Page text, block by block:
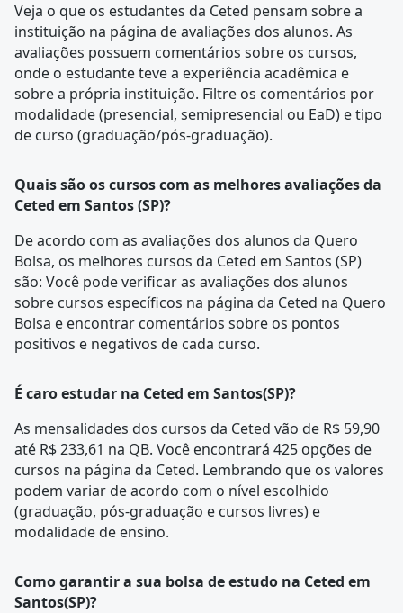
Veja o que os estudantes da Ceted pensam sobre a
instituição na página deavaliações dos alunos. As
avaliações possuem comentários sobre os cursos,
onde o estudante teve a experiência acadêmica e
sobre a própria instituição. Filtre os comentários por
modalidade (presencial, semipresencial ou EaD) e tipo
de curso (graduação/pós-graduação).
Quais são os cursos com as melhores avaliações da
Ceted em Santos (SP)?
De acordo com as avaliações dos alunos da Quero
Bolsa, os melhores cursos da Ceted em Santos (SP)
são: Você pode verificar as avaliações dos alunos
sobre cursos específicos na página da Ceted na Quero
Bolsa e encontrar comentários sobre os pontos
positivos e negativos de cada curso.
É caro estudar na Ceted em Santos(SP)?
As mensalidades dos cursos da Ceted vão de R$ 59,90
até R$ 233,61 na QB. Você encontrará 425 opções de
cursos na página da Ceted. Lembrando que os valores
podem variar de acordo com o nível escolhido
(graduação, pós-graduação e cursos livres) e
modalidade de ensino.
Como garantir a sua bolsa de estudo na Ceted em
Santos(SP)?